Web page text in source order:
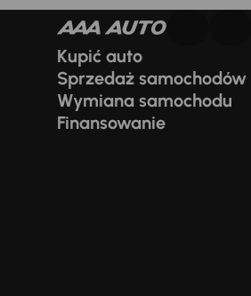
Kupić auto
Sprzedaż samochodów
Wymiana samochodu
Finansowanie